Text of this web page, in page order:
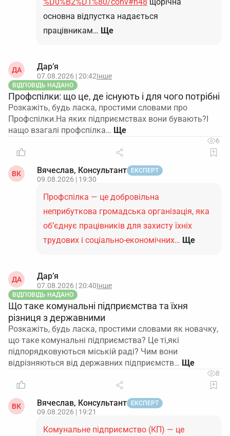
основна відпустка надається
працівникам… Ще
ДА Дар’я
07.08.2026 | 20:42Інше
ВІДПОВІДЬ НАДАНО
Профспілки: що це, де існують і для чого потрібні
Розкажіть, будь ласка, простими словами про
Профспілки.На яких підприємствах вони бувають?І
нащо взагалі профспілка…
6
ВК Вячеслав, Консультант ЕКСПЕРТ
09.08.2026 | 19:30
Профспілка — це добровільна
неприбуткова громадська організація, яка
об’єднує працівників для захисту їхніх
трудових і соціально-економічних… Ще
ДА Дар’я
07.08.2026 | 20:40Інше
ВІДПОВІДЬ НАДАНО
Що таке комунальні підприємства та їхня
різниця з державними
Розкажіть, будь ласка, простими словами як новачку,
що таке комунальні підприємства? Це ті,які
підпорядковуються міській раді? Чим вони
відрізняються від державних підприємств…
8
ВК Вячеслав, Консультант ЕКСПЕРТ
09.08.2026 | 19:21
Комунальне підприємство (КП) — це